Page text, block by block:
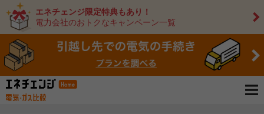
エネチェンジ限定特典もあり！
電力会社のおトクなキャンペーン一覧